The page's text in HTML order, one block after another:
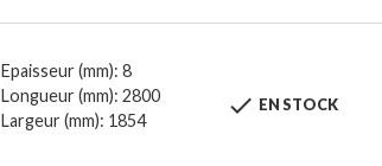
Epaisseur (mm): 8
Longueur (mm): 2800
Largeur (mm): 1854
 EN STOCK